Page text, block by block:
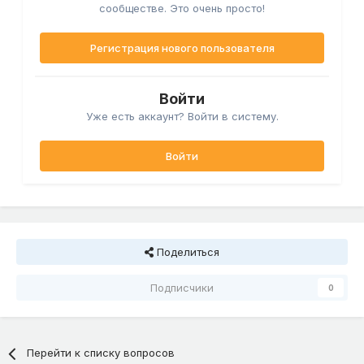
сообществе. Это очень просто!
Регистрация нового пользователя
Войти
Уже есть аккаунт? Войти в систему.
Войти
Поделиться
Подписчики 0
Перейти к списку вопросов